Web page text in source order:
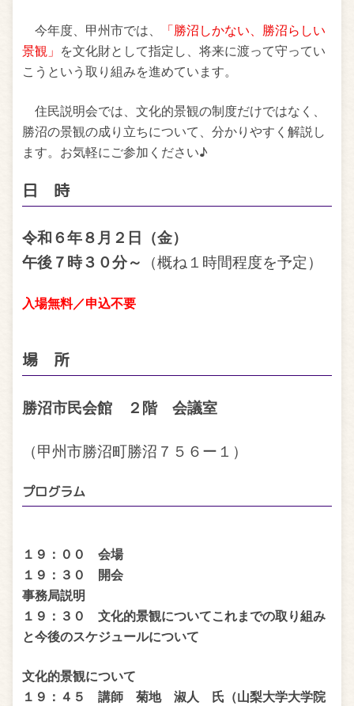
今年度、甲州市では、
「勝沼しかない、勝沼らしい
景観」 を文化財として指定し、将来に渡って守ってい
こうという取り組みを進めています。
住民説明会では、文化的景観の制度だけではなく、
勝沼の景観の成り立ちについて、分かりやすく解説し
ます。お気軽にご参加ください♪
日 時
令和６年８月２日（金）
午後７時３０分～ （概ね１時間程度を予定）
入場無料／申込不要
場 所
勝沼市民会館 ２階 会議室
（甲州市勝沼町勝沼７５６ー１）
プログラム
１９：００ 会場
１９：３０ 開会
事務局説明
１９：３０ 文化的景観についてこれまでの取り組み
と今後のスケジュールについて
文化的景観について
１９：４５ 講師 菊地 淑人 氏（山梨大学大学院